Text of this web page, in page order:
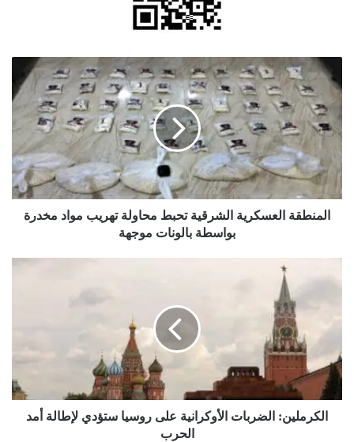
المنطقة
العسكرية
الشرقية
تحبط
محاولة
مواد
مخدرة
بواسطة
بالوناتالمنطقة العسكرية الشرقية تحبط محاولة تهريب مواد مخدرة
بواسطة بالونات موجهة
الضربات
روسيا
ستؤدي
لإطالة
أمد
الحرب
الكرملين: الضربات الأوكرانية على روسيا ستؤدي لإطالة أمد
الحرب